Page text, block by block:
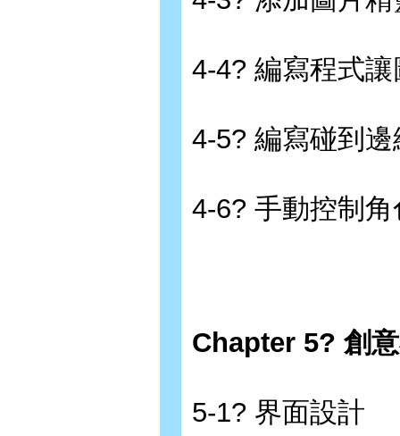
4-4? 編寫程式
4-5? 編寫碰到
4-6? 手動控制
Chapter 5? 創
5-1? 界面設計